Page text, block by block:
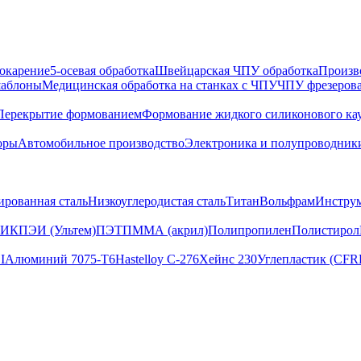
5-осевая обработкаШвейцарская ЧПУ обработка
Медицинская обработка на станках с ЧПУЧПУ
формованиемФормование жидкого силиконового
Автомобильное производствоЭлектроника и
стальНизкоуглеродистая стальТитанВольфрам
ПЭИ (Ультем)ПЭТПММА (акрил)ПолипропиленПолистирол
Алюминий 7075-T6Hastelloy C-276Хейнс 230Углепластик